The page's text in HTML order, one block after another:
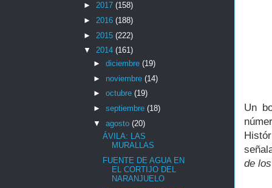
Un
de
► 2017 (158)
► 2016 (188)
► 2015 (222)
▼ 2014 (161)
► diciembre (19)
► noviembre (14)
► octubre (19)
► septiembre (18)
▼ agosto (20)
ÁVILA: LAS
MURALLAS
FUENTE DE AGUA EN
EL CORTIJO DEL
NARANJUELO